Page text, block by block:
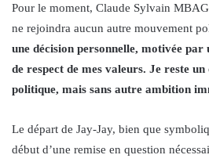
Pour le moment, Claude Sylvain
ne rejoindra aucun autre mouvement
une décision personnelle, motivée par
de respect de mes valeurs. Je reste
politique, mais sans autre ambition
Le départ de Jay-Jay, bien que
début d’une remise en question